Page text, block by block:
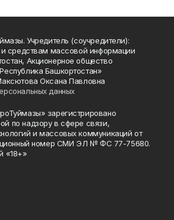
Учредитель (соучредители):
и средствам массовой информации
Акционерное общество
Башкортостан»
Оксана Павловна
данных
зарегистрировано
по надзору в сфере связи,
и массовых коммуникаций от
номер СМИ ЭЛ № ФС 77-75680.
«18+»